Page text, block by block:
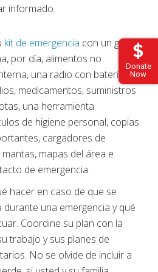
Donate
Now
informado.
kit de emergencia con un galón
por día, alimentos no
una radio con batería, un
medicamentos, suministros
una herramienta
de higiene personal, copias
cargadores de
mapas del área e
de emergencia.
hacer en caso de que se
durante una emergencia y qué
Coordine su plan con la
trabajo y sus planes de
No se olvide de incluir a